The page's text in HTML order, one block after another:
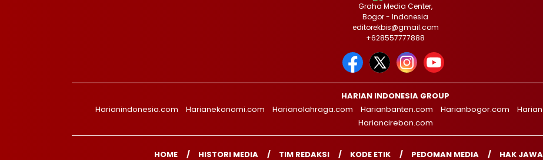
Graha Media Center,
Bogor - Indonesia
editorekbis@gmail.com
+628557777888
HARIAN INDONESIA GROUP
Harianindonesia.com
Harianekonomi.com Harianolahraga.com Harianbanten.com Harianbogor.com
Hariancirebon.com
HOME HISTORI MEDIA TIM REDAKSI KODE ETIK PEDOMAN MEDIA HAK